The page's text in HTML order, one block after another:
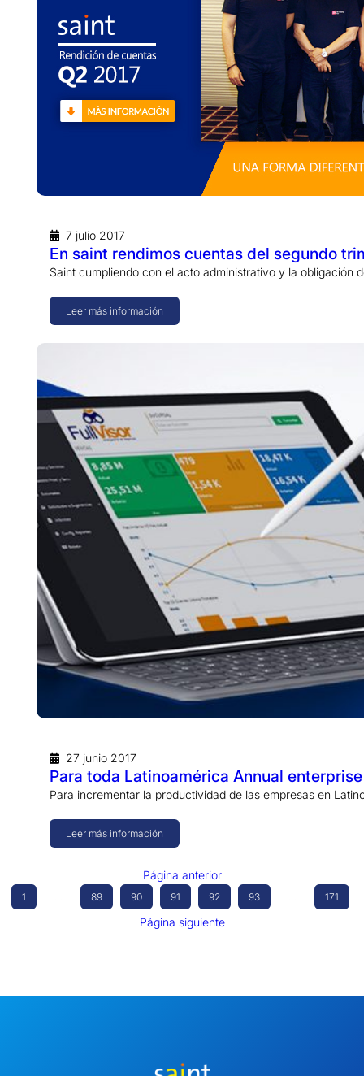
7 julio 2017
En saint rendimos cuentas del segundo
Saint cumpliendo con el acto administrativo y la obligación
Leer más información
27 junio 2017
Para toda Latinoamérica Annual
Para incrementar la productividad de las empresas en
Leer más información
Página anterior
1 89 90 91 92 93 171
Página siguiente